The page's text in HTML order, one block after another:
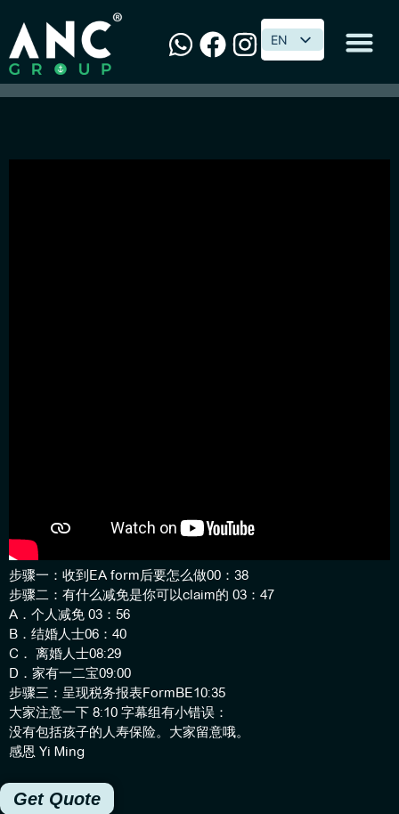
EN
EN
[如何精明报税 税得平安】
步骤一：收到EA form后要怎么做00：38
步骤二：有什么减免是你可以claim的 03：47
A．个人减免 03：56
B．结婚人士06：40
C． 离婚人士08:29
D．家有一二宝09:00
步骤三：呈现税务报表FormBE10:35
大家注意一下 8:10 字幕组有小错误：
没有包括孩子的人寿保险。大家留意哦。
感恩 Yi Ming
Get Quote